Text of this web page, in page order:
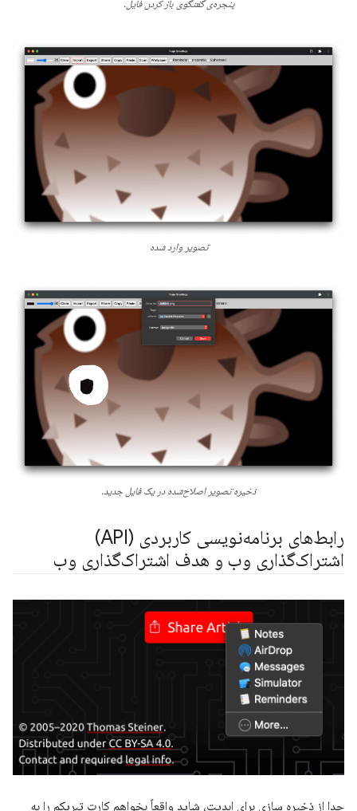
پنجره‌ی گفتگوی باز کردن فایل.
تصویر وارد شده
ذخیره تصویر اصلاح‌شده در یک فایل جدید.
رابط‌های برنامه‌نویسی کاربردی (API)
اشتراک‌گذاری وب و هدف اشتراک‌گذاری وب
جدا از ذخیره سازی برای ابدیت، شاید واقعاً بخواهم کارت تبریکم را به